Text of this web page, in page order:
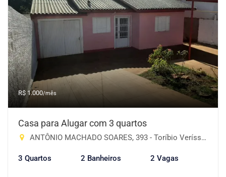
R$ 1.000/mês
Casa para Alugar com 3 quartos
ANTÔNIO MACHADO SOARES, 393 - Toríbio Veríssimo, Cruz Alta-RS
3 Quartos 2 Banheiros 2 Vagas